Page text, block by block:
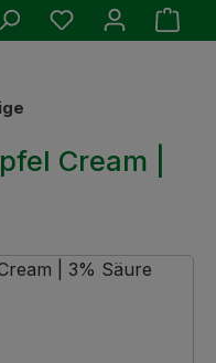
Du hast 0
Cream |